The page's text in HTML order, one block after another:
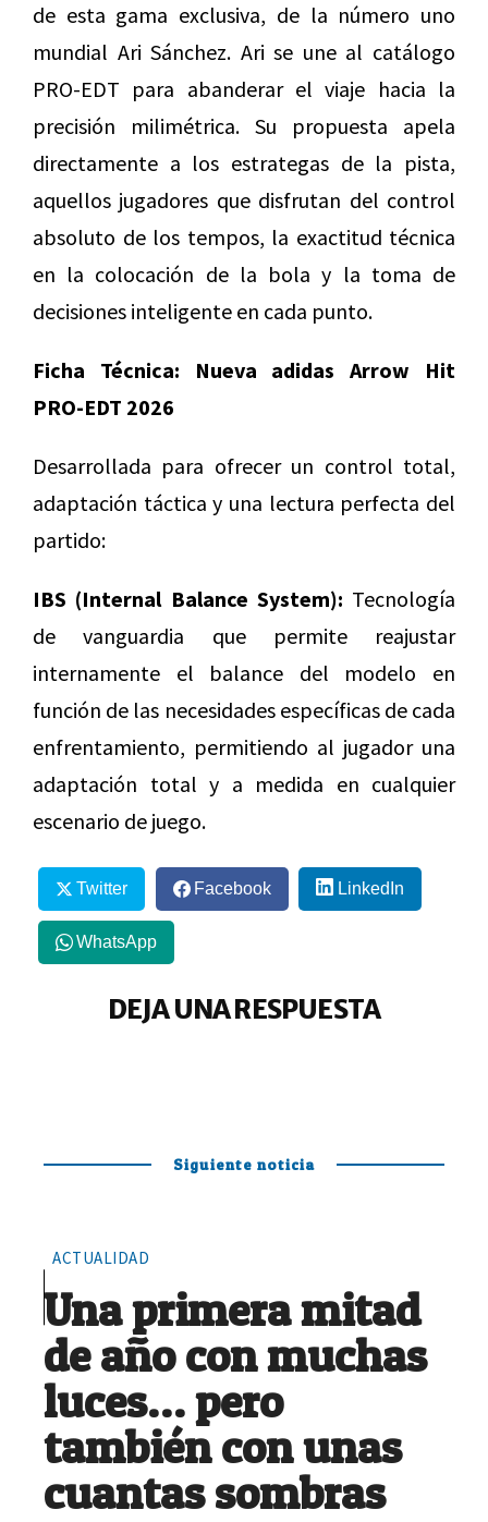
de esta gama exclusiva, de la número uno
mundial Ari Sánchez. Ari se une al catálogo
PRO-EDT para abanderar el viaje hacia la
precisión milimétrica. Su propuesta apela
directamente a los estrategas de la pista,
aquellos jugadores que disfrutan del control
absoluto de los tempos, la exactitud técnica
en la colocación de la bola y la toma de
decisiones inteligente en cada punto.
Ficha Técnica: Nueva adidas Arrow Hit
PRO-EDT 2026
Desarrollada para ofrecer un control total,
adaptación táctica y una lectura perfecta del
partido:
IBS (Internal Balance System): Tecnología
de vanguardia que permite reajustar
internamente el balance del modelo en
función de las necesidades específicas de cada
enfrentamiento, permitiendo al jugador una
adaptación total y a medida en cualquier
escenario de juego.
Twitter Facebook LinkedIn
WhatsApp
DEJA UNA RESPUESTA
Siguiente noticia
ACTUALIDAD
Una primera mitad
de año con muchas
luces… pero
también con unas
cuantas sombras